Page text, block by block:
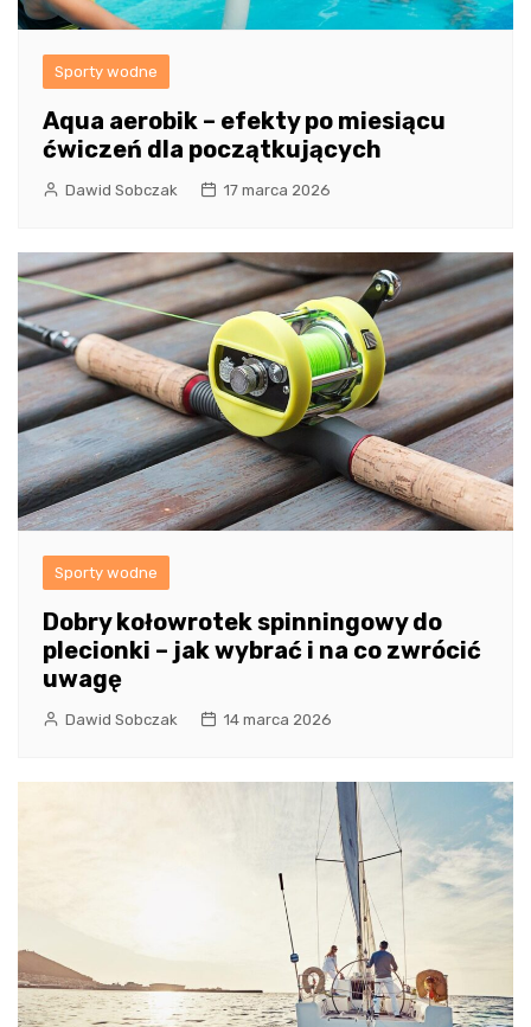
Sporty wodne
Aqua aerobik – efekty po miesiącu
ćwiczeń dla początkujących
Dawid Sobczak 17 marca 2026
Sporty wodne
Dobry kołowrotek spinningowy do
plecionki – jak wybrać i na co zwrócić
uwagę
Dawid Sobczak 14 marca 2026